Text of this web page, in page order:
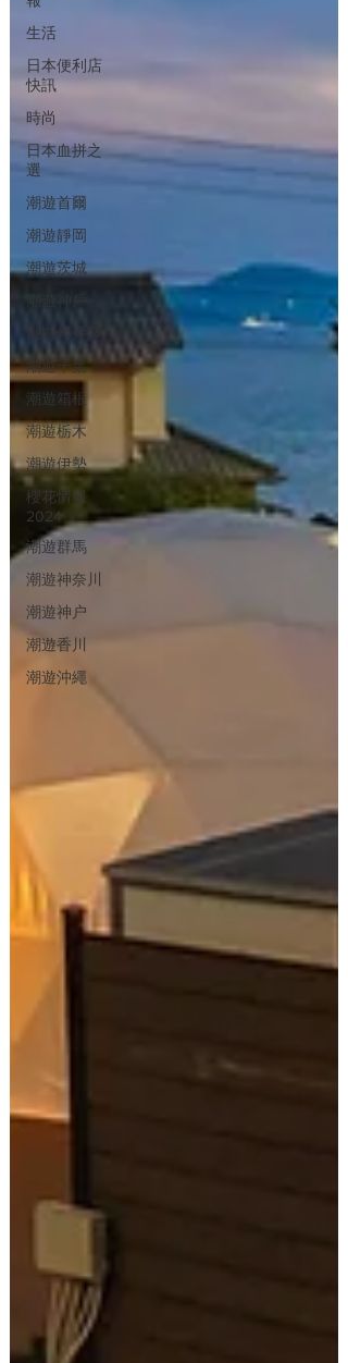
生活
日本便利店
快訊
時尚
日本血拼之
選
潮遊首爾
潮遊靜岡
潮遊茨城
潮遊神戶
潮遊輕井澤
潮遊千葉
潮遊箱根
潮遊栃木
潮遊伊勢
櫻花情報
2024
潮遊群馬
潮遊神奈川
潮遊神户
潮遊香川
潮遊沖繩